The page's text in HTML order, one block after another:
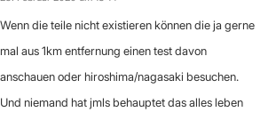
Wenn die teile nicht existieren können die ja gerne
mal aus 1km entfernung einen test davon
anschauen oder hiroshima/nagasaki besuchen.
Und niemand hat jmls behauptet das alles leben